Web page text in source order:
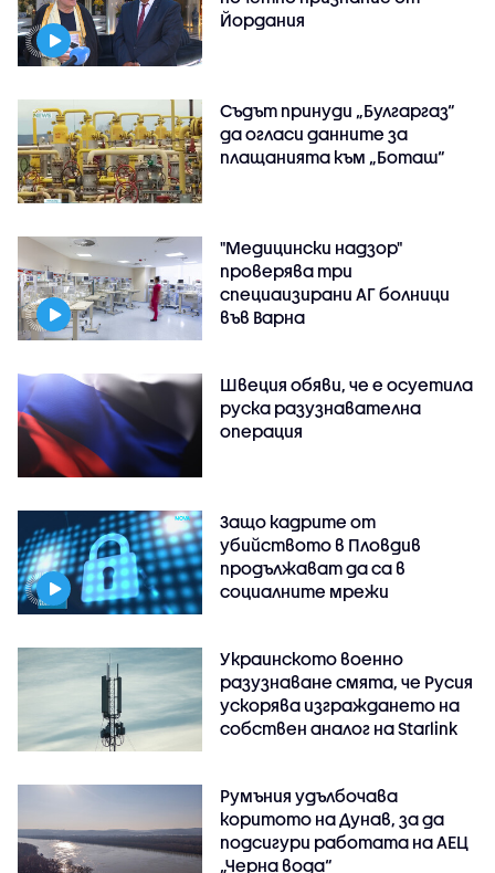
Йордания
Съдът принуди „Булгаргаз“
да огласи данните за
плащанията към „Боташ“
"Медицински надзор"
проверява три
специаизирани АГ болници
във Варнa
Швеция обяви, че е осуетила
руска разузнавателна
операция
Защо кадрите от
убийството в Пловдив
продължават да са в
социалните мрежи
Украинското военно
разузнаване смята, че Русия
ускорява изграждането на
собствен аналог на Starlink
Румъния удълбочава
коритото на Дунав, за да
подсигури работата на АЕЦ
„Черна вода“